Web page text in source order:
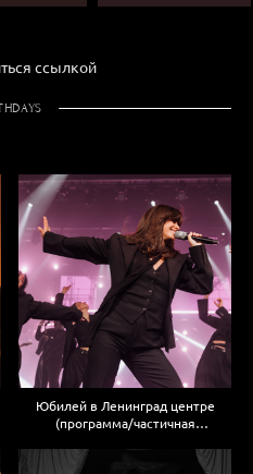
ссылкой
Юбилей в Ленинград центре
(программа/частичная